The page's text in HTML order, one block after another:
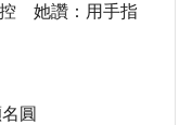
控 她讚：用手指
圓